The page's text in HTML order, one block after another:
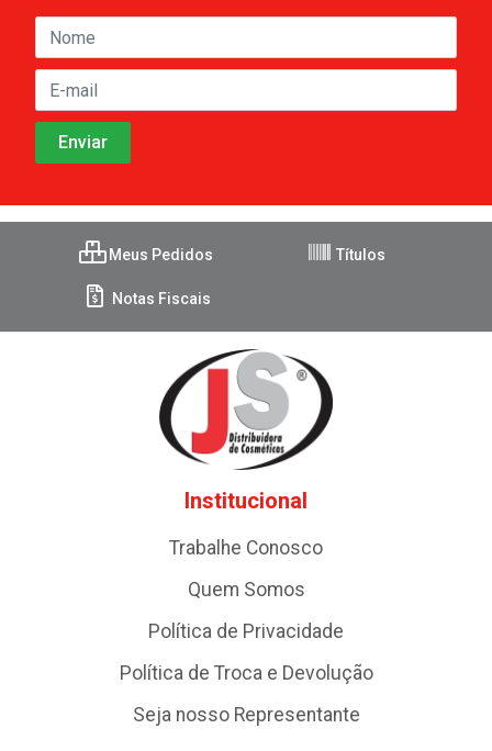
Meus Pedidos Títulos
Notas Fiscais
Institucional
Trabalhe Conosco
Quem Somos
Política de Privacidade
Política de Troca e Devolução
Seja nosso Representante